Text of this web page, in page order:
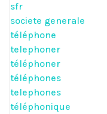
sfr
societe generale
téléphone
telephoner
téléphoner
téléphones
telephones
téléphonique